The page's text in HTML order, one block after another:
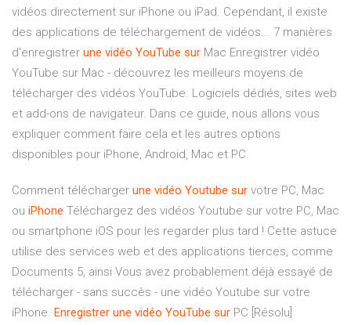
vidéos directement sur iPhone ou iPad. Cependant, il existe
des applications de téléchargement de vidéos... 7 manières
d'enregistrer une vidéo YouTube sur Mac Enregistrer vidéo
YouTube sur Mac - découvrez les meilleurs moyens de
télécharger des vidéos YouTube. Logiciels dédiés, sites web
et add-ons de navigateur. Dans ce guide, nous allons vous
expliquer comment faire cela et les autres options
disponibles pour iPhone, Android, Mac et PC.
Comment télécharger une vidéo Youtube sur votre PC, Mac
ou iPhone Téléchargez des vidéos Youtube sur votre PC, Mac
ou smartphone iOS pour les regarder plus tard ! Cette astuce
utilise des services web et des applications tierces, comme
Documents 5, ainsi Vous avez probablement déjà essayé de
télécharger - sans succès - une vidéo Youtube sur votre
iPhone. Enregistrer une vidéo YouTube sur PC [Résolu]